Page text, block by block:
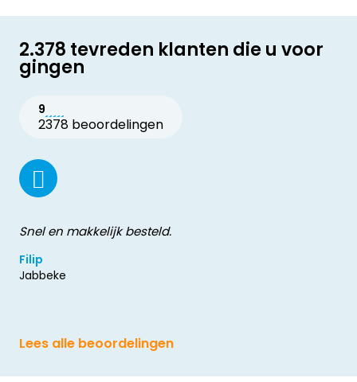
2.378 tevreden klanten die u voor
gingen
9
2378 beoordelingen
Snel en makkelijk besteld.
Filip
Jabbeke
Lees alle beoordelingen